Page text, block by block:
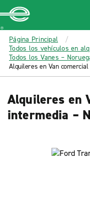
MAIN
CONTENT
Enterprise
Página Principal
Todos los vehículos en
Todos los Vanes –
Alquileres en Van
Alquileres en
intermedia –